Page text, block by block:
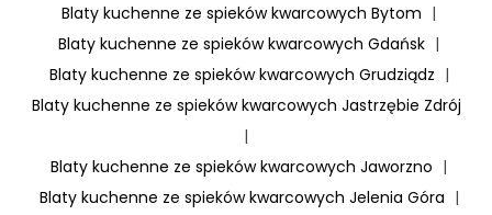
Blaty kuchenne ze spieków kwarcowych Bytom |
Blaty kuchenne ze spieków kwarcowych Gdańsk |
Blaty kuchenne ze spieków kwarcowych Grudziądz |
Blaty kuchenne ze spieków kwarcowych Jastrzębie Zdrój
|
Blaty kuchenne ze spieków kwarcowych Jaworzno |
Blaty kuchenne ze spieków kwarcowych Jelenia Góra |